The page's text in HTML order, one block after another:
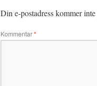
Din e-postadress kommer
Kommentar*